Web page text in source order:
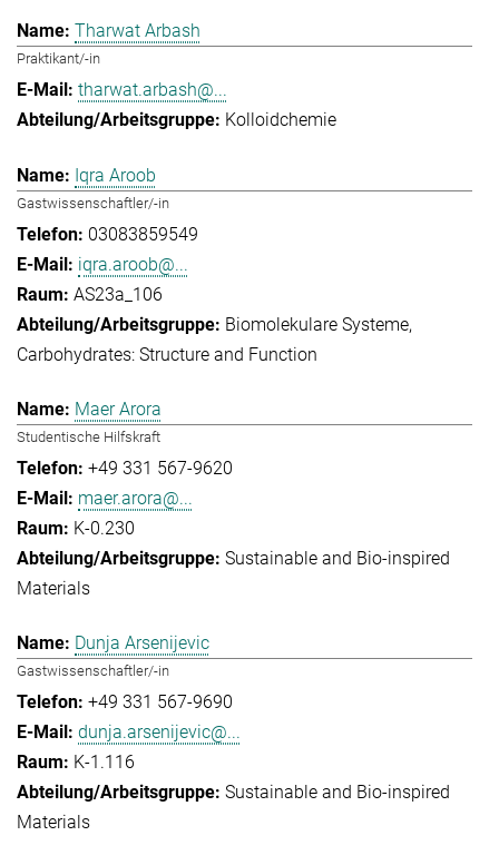
Tharwat Arbash
Praktikant/-in
tharwat.arbash@...
Kolloidchemie
Iqra Aroob
Gastwissenschaftler/-in
03083859549
iqra.aroob@...
AS23a_106
Biomolekulare Systeme
Carbohydrates: Structure and Function
Maer Arora
Studentische Hilfskraft
+49 331 567-9620
maer.arora@...
K-0.230
Sustainable and Bio-inspired
Materials
Dunja Arsenijevic
Gastwissenschaftler/-in
+49 331 567-9690
dunja.arsenijevic@...
K-1.116
Sustainable and Bio-inspired
Materials